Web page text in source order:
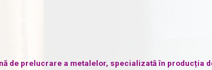
de prelucrare a metalelor, specializată în producția